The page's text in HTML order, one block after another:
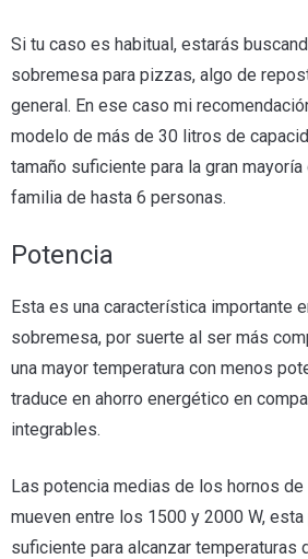
Si tu caso es habitual, estarás
sobremesa para pizzas, algo de
general. En ese caso mi
modelo de más de 30 litros de
tamaño suficiente para la gran
familia de hasta 6 personas.
Potencia
Esta es una característica importante
sobremesa, por suerte al ser más
una mayor temperatura con menos
traduce en ahorro energético en
integrables.
Las potencia medias de los hornos
mueven entre los 1500 y 2000 W,
suficiente para alcanzar temperaturas